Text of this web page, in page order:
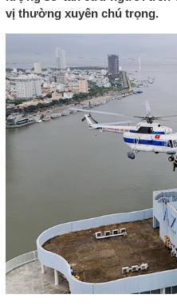
vị thường xuyên chú trọng.